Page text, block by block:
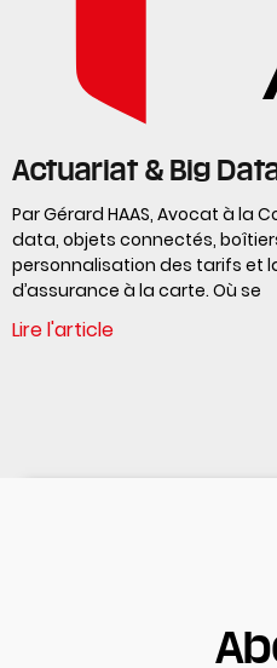
Actuariat & Big
Par Gérard HAAS, Avocat à la
data, objets connectés,
personnalisation des tarifs et
d’assurance à la carte. Où se
Lire l'article